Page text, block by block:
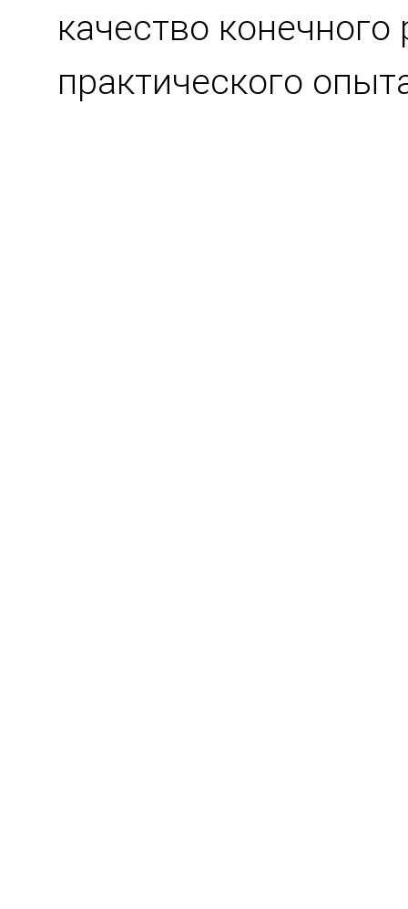
качество конечного
практического